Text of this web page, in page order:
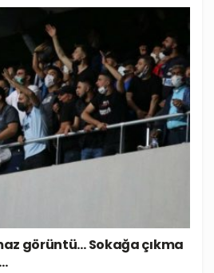
görüntü… Sokağa çıkma